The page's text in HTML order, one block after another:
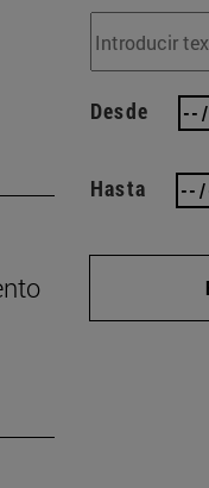
Desde
Hasta